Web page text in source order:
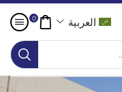
العربية 0